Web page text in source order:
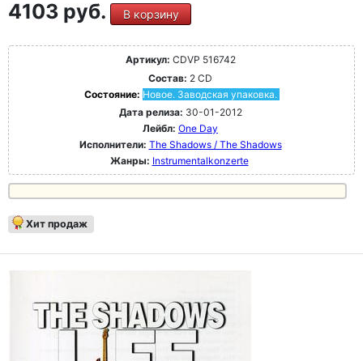
4103 руб. В корзину
Артикул: CDVP 516742
Состав: 2 CD
Состояние: Новое. Заводская упаковка.
Дата релиза: 30-01-2012
Лейбл: One Day
Исполнители: The Shadows / The Shadows
Жанры: Instrumentalkonzerte
Хит продаж